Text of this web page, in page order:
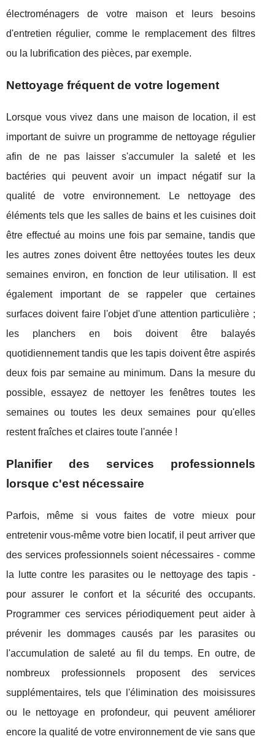
électroménagers de votre maison et leurs besoins
d'entretien régulier, comme le remplacement des filtres
ou la lubrification des pièces, par exemple.
Nettoyage fréquent de votre logement
Lorsque vous vivez dans une maison de location, il est
important de suivre un programme de nettoyage régulier
afin de ne pas laisser s'accumuler la saleté et les
bactéries qui peuvent avoir un impact négatif sur la
qualité de votre environnement. Le nettoyage des
éléments tels que les salles de bains et les cuisines doit
être effectué au moins une fois par semaine, tandis que
les autres zones doivent être nettoyées toutes les deux
semaines environ, en fonction de leur utilisation. Il est
également important de se rappeler que certaines
surfaces doivent faire l'objet d'une attention particulière ;
les planchers en bois doivent être balayés
quotidiennement tandis que les tapis doivent être aspirés
deux fois par semaine au minimum. Dans la mesure du
possible, essayez de nettoyer les fenêtres toutes les
semaines ou toutes les deux semaines pour qu'elles
restent fraîches et claires toute l'année !
Planifier des services professionnels
lorsque c'est nécessaire
Parfois, même si vous faites de votre mieux pour
entretenir vous-même votre bien locatif, il peut arriver que
des services professionnels soient nécessaires - comme
la lutte contre les parasites ou le nettoyage des tapis -
pour assurer le confort et la sécurité des occupants.
Programmer ces services périodiquement peut aider à
prévenir les dommages causés par les parasites ou
l'accumulation de saleté au fil du temps. En outre, de
nombreux professionnels proposent des services
supplémentaires, tels que l'élimination des moisissures
ou le nettoyage en profondeur, qui peuvent améliorer
encore la qualité de votre environnement de vie sans que